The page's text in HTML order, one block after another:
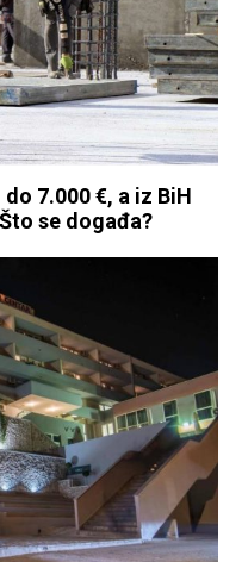
7.000 €, a iz BiH
se događa?